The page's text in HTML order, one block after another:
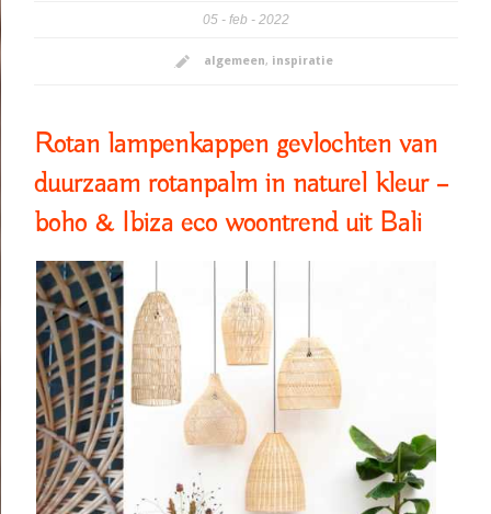
05 feb 2022
algemeen, inspiratie
Rotan lampenkappen gevlochten van
duurzaam rotanpalm in naturel kleur –
boho & Ibiza eco woontrend uit Bali